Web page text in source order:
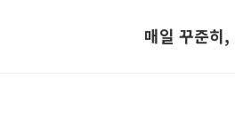
매일 꾸준히,